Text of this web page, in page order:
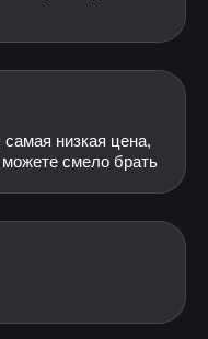
самая низкая цена,
смело брать